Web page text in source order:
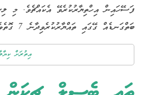
ފަސޭހައިން އިހްތިޔާރުކުރެވޭ އެކައްޗެވެ. މި
ބަތްގަނޑެއް ގޭގައި ތައްޔާރުކުރެވިދާނެ 7 ގޮތެވެ.
އިތުރަށް